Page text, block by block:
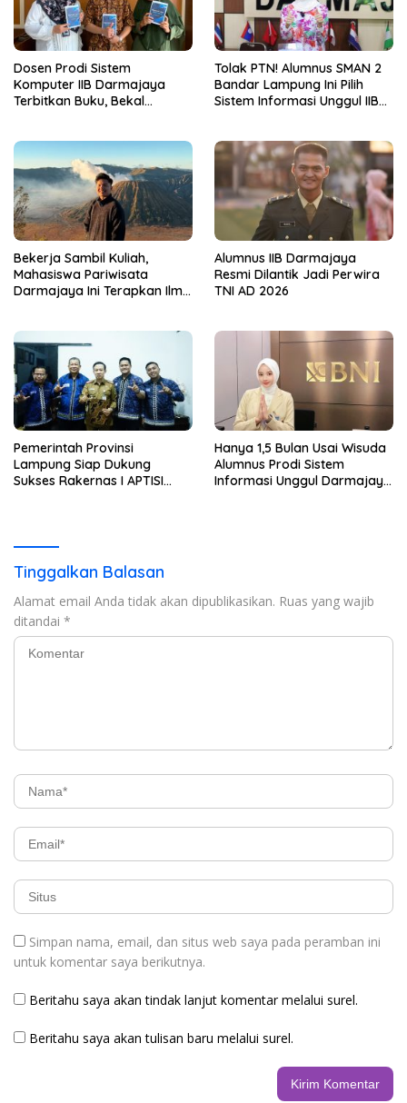
Dosen Prodi Sistem
Komputer IIB Darmajaya
Terbitkan Buku, Bekal
Tolak PTN! Alumnus SMAN 2
Bandar Lampung Ini Pilih
Sistem Informasi Unggul IIB
Bekerja Sambil Kuliah,
Mahasiswa Pariwisata
Darmajaya Ini Terapkan Ilmu
Alumnus IIB Darmajaya
Resmi Dilantik Jadi Perwira
TNI AD 2026
Pemerintah Provinsi
Lampung Siap Dukung
Sukses Rakernas I APTISI
Hanya 1,5 Bulan Usai Wisuda
Alumnus Prodi Sistem
Informasi Unggul Darmajaya
Tinggalkan Balasan
Alamat email Anda tidak akan dipublikasikan. Ruas yang wajib
ditandai *
Simpan nama, email, dan situs web saya pada peramban ini
untuk komentar saya berikutnya.
Beritahu saya akan tindak lanjut komentar melalui surel.
Beritahu saya akan tulisan baru melalui surel.